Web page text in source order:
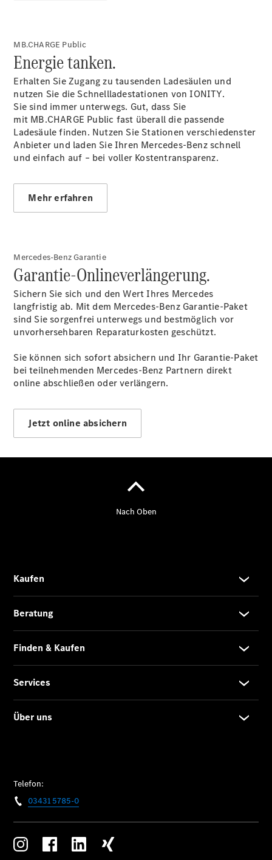
Übersicht
Kontakt
Probefahrt
News
Events
Elektromobilität
Werksauslieferung
Unternehmensinformationen
Karriere
Karriere
Detail
Center
MB.CHARGE Public
Energie tanken.
Erhalten Sie Zugang zu tausenden Ladesäulen und
nutzen Sie die Schnellladestationen von IONITY.
Sie sind immer unterwegs. Gut, dass Sie
mit MB.CHARGE Public fast überall die passende
Ladesäule finden. Nutzen Sie Stationen verschiedenster
Anbieter und laden Sie Ihren Mercedes-Benz schnell
und einfach auf – bei voller Kostentransparenz.
Mehr erfahren
Mercedes-Benz Garantie
Garantie-Onlineverlängerung.
Sichern Sie sich und den Wert Ihres Mercedes
langfristig ab. Mit dem Mercedes-Benz Garantie-Paket
sind Sie sorgenfrei unterwegs und bestmöglich vor
unvorhersehbaren Reparaturkosten geschützt.
Sie können sich sofort absichern und Ihr Garantie-Paket
bei teilnehmenden Mercedes-Benz Partnern direkt
online abschließen oder verlängern.
Jetzt online absichern